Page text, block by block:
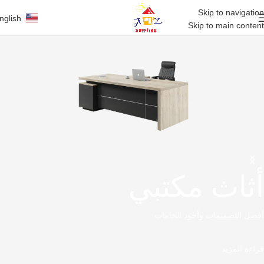
Skip to navigation
Skip to main content